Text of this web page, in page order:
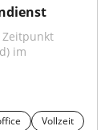
Zeitpunkt
Vollzeit